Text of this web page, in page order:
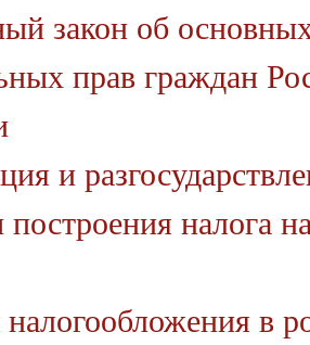
закон об
прав граждан
и
налога
в